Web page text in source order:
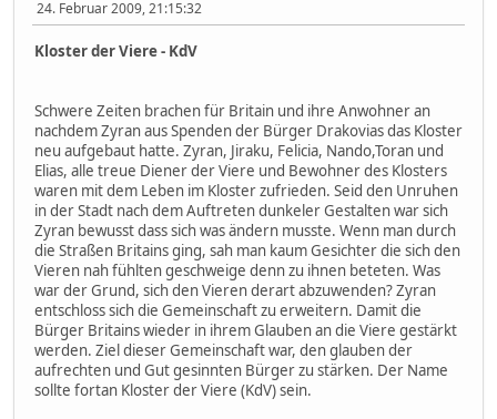
24. Februar 2009, 21:15:32
Kloster der Viere - KdV
Schwere Zeiten brachen für Britain und ihre Anwohner an
nachdem Zyran aus Spenden der Bürger Drakovias das Kloster
neu aufgebaut hatte. Zyran, Jiraku, Felicia, Nando,Toran und
Elias, alle treue Diener der Viere und Bewohner des Klosters
waren mit dem Leben im Kloster zufrieden. Seid den Unruhen
in der Stadt nach dem Auftreten dunkeler Gestalten war sich
Zyran bewusst dass sich was ändern musste. Wenn man durch
die Straßen Britains ging, sah man kaum Gesichter die sich den
Vieren nah fühlten geschweige denn zu ihnen beteten. Was
war der Grund, sich den Vieren derart abzuwenden? Zyran
entschloss sich die Gemeinschaft zu erweitern. Damit die
Bürger Britains wieder in ihrem Glauben an die Viere gestärkt
werden. Ziel dieser Gemeinschaft war, den glauben der
aufrechten und Gut gesinnten Bürger zu stärken. Der Name
sollte fortan Kloster der Viere (KdV) sein.